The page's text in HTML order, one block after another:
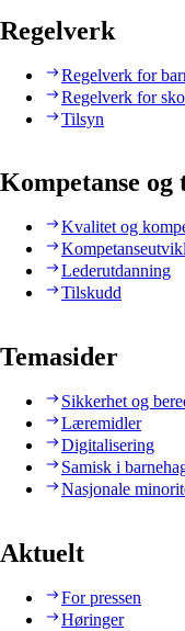
Regelverk
Regelverk for
Regelverk for
Tilsyn
Kompetanse og
Kvalitet og
Lederutdanning
Tilskudd
Temasider
Sikkerhet og
Læremidler
Digitalisering
Samisk i
Nasjonale
Aktuelt
For pressen
Høringer